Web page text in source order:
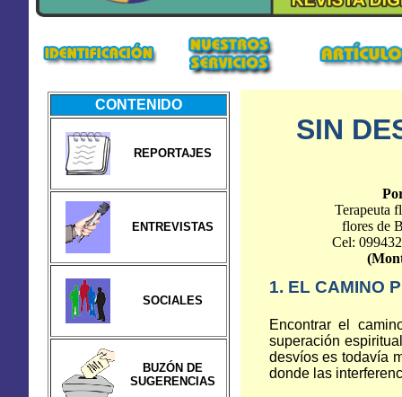
CONTENIDO
REPORTAJES
ENTREVISTAS
SOCIALES
BUZÓN DE
SUGERENCIAS
SIN
Terapeuta
flores de
Cel:
1. EL CAMINO
Encontrar el
superación
desvíos es todavía
donde las